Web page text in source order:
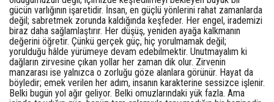
gücün varlığının işaretidir. İnsan, en güçlü yönlerini rahat zamanlarda
değil; sabretmek zorunda kaldığında keşfeder. Her engel, irademizi
biraz daha sağlamlaştırır. Her düşüş, yeniden ayağa kalkmanın
değerini öğretir. Çünkü gerçek güç, hiç yorulmamak değil;
yorulduğu hâlde yürümeye devam edebilmektir. Unutmayalım ki
dağların zirvesine çıkan yollar her zaman dik olur. Zirvenin
manzarası ise yalnızca o zorluğu göze alanlara görünür. Hayat da
böyledir; emek verilen her adım, insanın karakterine sessizce işlenir.
Belki bugün yol ağır geliyor. Belki omuzlarındaki yük fazla. Ama